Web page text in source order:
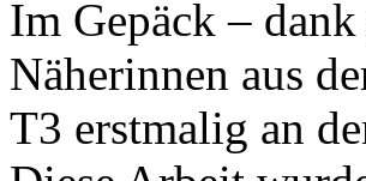
Im Gepäck –
Näherinnen aus
T3 erstmalig an